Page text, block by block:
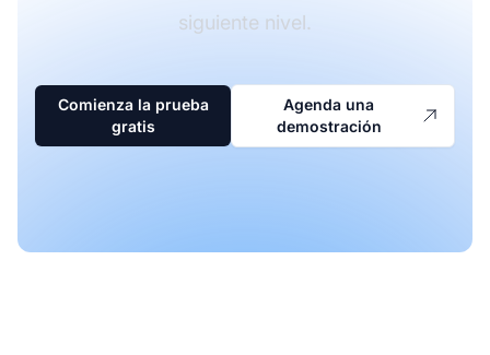
siguiente nivel.
Comienza la prueba
gratis
Agenda una
demostración